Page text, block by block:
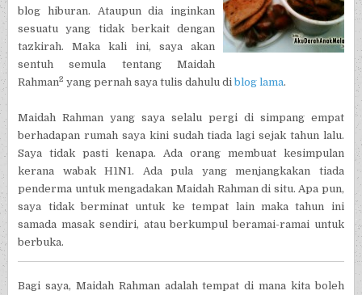
blog hiburan. Ataupun dia inginkan
sesuatu yang tidak berkait dengan
tazkirah. Maka kali ini, saya akan
sentuh semula tentang Maidah
Rahman2 yang pernah saya tulis dahulu diblog lama.
Maidah Rahman yang saya selalu pergi di simpang empat
berhadapan rumah saya kini sudah tiada lagi sejak tahun lalu.
Saya tidak pasti kenapa. Ada orang membuat kesimpulan
kerana wabak H1N1. Ada pula yang menjangkakan tiada
penderma untuk mengadakan Maidah Rahman di situ. Apa pun,
saya tidak berminat untuk ke tempat lain maka tahun ini
samada masak sendiri, atau berkumpul beramai-ramai untuk
berbuka.
Bagi saya, Maidah Rahman adalah tempat di mana kita boleh